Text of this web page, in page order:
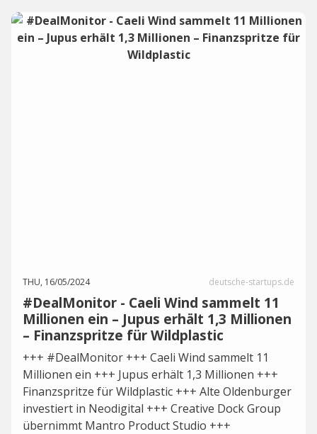
THU, 16/05/2024 deutsche-startups.de
#DealMonitor - Caeli Wind sammelt 11
Millionen ein – Jupus erhält 1,3 Millionen
– Finanzspritze für Wildplastic
+++ #DealMonitor +++ Caeli Wind sammelt 11
Millionen ein +++ Jupus erhält 1,3 Millionen +++
Finanzspritze für Wildplastic +++ Alte Oldenburger
investiert in Neodigital +++ Creative Dock Group
übernimmt Mantro Product Studio +++